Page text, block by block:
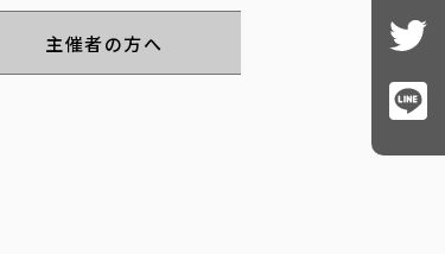
主催者の方へ